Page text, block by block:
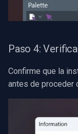
Paso 4:
Confirme que la
antes de proceder